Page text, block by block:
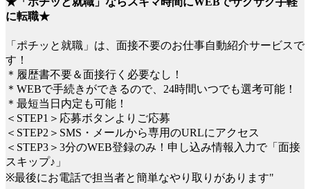
に転職★
「ポチッと就職」は、面接不要のお仕事自動紹介サービスで
す！
＊履歴書不要＆面接行く必要なし！
＊WEBで手続きができるので、24時間いつでも選考可能！
＊最短当日内定も可能！
＜STEP1＞応募ボタンよりご応募
＜STEP2＞SMS・メールから専用のURLにアクセス
＜STEP3＞3分のWEB登録のみ！申し込み情報入力で「面接
スキップ♪」
※最後にお電話で担当者と簡単なやり取りがあります"